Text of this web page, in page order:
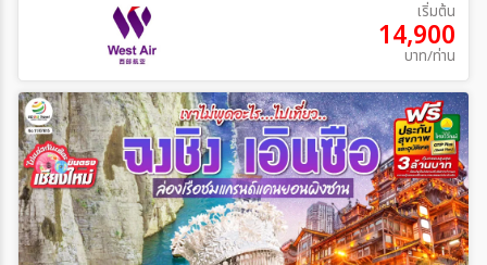
เริ่มต้น
14,900
บาท/ท่าน